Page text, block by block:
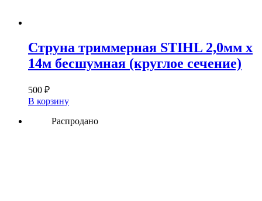
Струна триммерная STIHL 2,0мм х
14м бесшумная (круглое сечение)
500 ₽
В корзину
Распродано